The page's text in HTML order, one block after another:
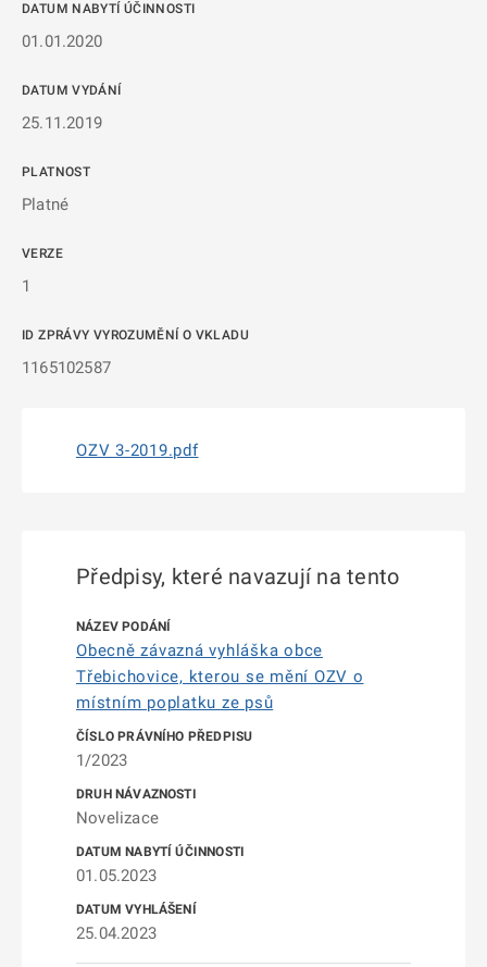
DATUM NABYTÍ ÚČINNOSTI
01.01.2020
DATUM VYDÁNÍ
25.11.2019
PLATNOST
Platné
VERZE
1
ID ZPRÁVY VYROZUMĚNÍ O VKLADU
1165102587
OZV 3-2019.pdf
Předpisy, které navazují na tento
Obecně závazná vyhláška obce
Třebichovice, kterou se mění OZV o
místním poplatku ze psů
1/2023
Novelizace
01.05.2023
25.04.2023